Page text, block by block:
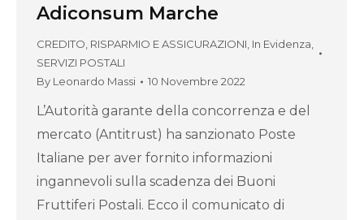
Adiconsum Marche
CREDITO, RISPARMIO E ASSICURAZIONI, In Evidenza,
SERVIZI POSTALI
By Leonardo Massi 10 Novembre 2022
L’Autorità garante della concorrenza e del
mercato (Antitrust) ha sanzionato Poste
Italiane per aver fornito informazioni
ingannevoli sulla scadenza dei Buoni
Fruttiferi Postali. Ecco il comunicato di